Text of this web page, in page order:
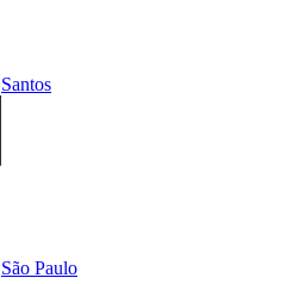
Santos
São Paulo